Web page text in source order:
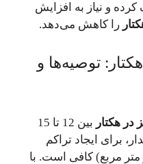
و نیاز به افزایش
را کاهش می‌دهد.
توصیه‌ها و
در هکتار
بین 12 تا 15
برای ایجاد تراکم
120 بوته در متر مربع) کافی است. با